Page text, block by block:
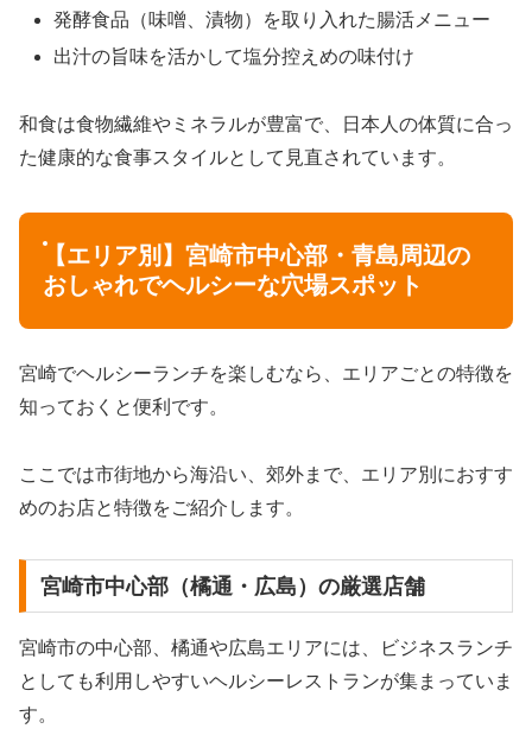
発酵食品（味噌、漬物）を取り入れた腸活メニュー
出汁の旨味を活かして塩分控えめの味付け
和食は食物繊維やミネラルが豊富で、日本人の体質に合っ
た健康的な食事スタイルとして見直されています。
【エリア別】宮崎市中心部・青島周辺の
おしゃれでヘルシーな穴場スポット
宮崎でヘルシーランチを楽しむなら、エリアごとの特徴を
知っておくと便利です。
ここでは市街地から海沿い、郊外まで、エリア別におすす
めのお店と特徴をご紹介します。
宮崎市中心部（橘通・広島）の厳選店舗
宮崎市の中心部、橘通や広島エリアには、ビジネスランチ
としても利用しやすいヘルシーレストランが集まっていま
す。